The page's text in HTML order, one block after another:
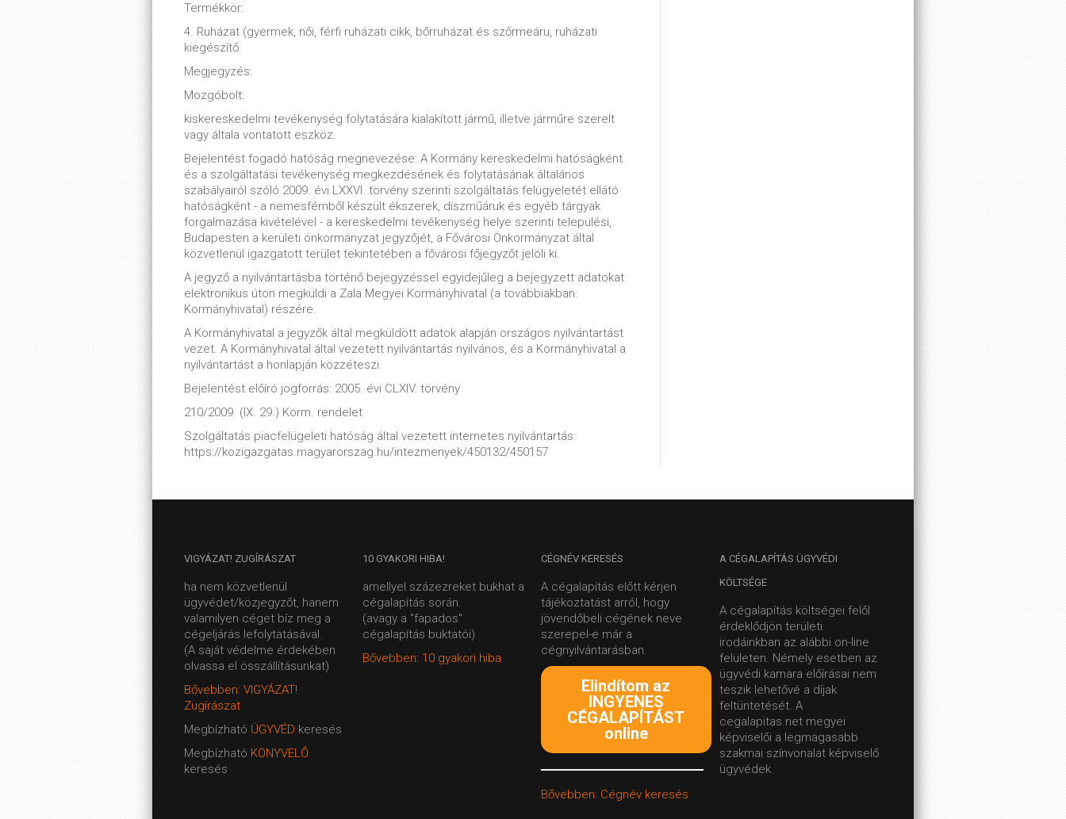
Termékkör:
4. Ruházat (gyermek, női, férfi ruházati cikk, bőrruházat és szőrmeáru, ruházati
kiegészítő.
Megjegyzés:
Mozgóbolt:
kiskereskedelmi tevékenység folytatására kialakított jármű, illetve járműre szerelt
vagy általa vontatott eszköz.
Bejelentést fogadó hatóság megnevezése: A Kormány kereskedelmi hatóságként
és a szolgáltatási tevékenység megkezdésének és folytatásának általános
szabályairól szóló 2009. évi LXXVI. törvény szerinti szolgáltatás felügyeletét ellátó
hatóságként - a nemesfémből készült ékszerek, díszműáruk és egyéb tárgyak
forgalmazása kivételével - a kereskedelmi tevékenység helye szerinti települési,
Budapesten a kerületi önkormányzat jegyzőjét, a Fővárosi Önkormányzat által
közvetlenül igazgatott terület tekintetében a fővárosi főjegyzőt jelöli ki.
A jegyző a nyilvántartásba történő bejegyzéssel egyidejűleg a bejegyzett adatokat
elektronikus úton megküldi a Zala Megyei Kormányhivatal (a továbbiakban:
Kormányhivatal) részére.
A Kormányhivatal a jegyzők által megküldött adatok alapján országos nyilvántartást
vezet. A Kormányhivatal által vezetett nyilvántartás nyilvános, és a Kormányhivatal a
nyilvántartást a honlapján közzéteszi.
Bejelentést előíró jogforrás: 2005. évi CLXIV. törvény
210/2009. (IX. 29.) Korm. rendelet
Szolgáltatás piacfelügeleti hatóság által vezetett internetes nyilvántartás:
https://kozigazgatas.magyarorszag.hu/intezmenyek/450132/450157
VIGYÁZAT! ZUGÍRÁSZAT
ha nem közvetlenül
ügyvédet/közjegyzőt, hanem
valamilyen céget bíz meg a
cégeljárás lefolytatásával.
(A saját védelme érdekében
olvassa el összállításunkat)
Bővebben: VIGYÁZAT!
Zugírászat
Megbízható ÜGYVÉD keresés
Megbízható KÖNYVELŐ
keresés
10 GYAKORI HIBA!
amellyel százezreket bukhat a
cégalapítás során.
(avagy a "fapados"
cégalapítás buktatói)
Bővebben: 10 gyakori hiba
CÉGNÉV KERESÉS
A cégalapítás előtt kérjen
tájékoztatást arról, hogy
jövendőbeli cégének neve
szerepel-e már a
cégnyilvántarásban.
Elindítom az
INGYENES
CÉGALAPÍTÁST
online
Bővebben: Cégnév keresés
A CÉGALAPÍTÁS ÜGYVÉDI
KÖLTSÉGE
A cégalapítás költségei felől
érdeklődjön területi
irodáinkban az alábbi on-line
felületen. Némely esetben az
ügyvédi kamara előírásai nem
teszik lehetővé a díjak
feltüntetését. A
cegalapitas.net megyei
képviselői a legmagasabb
szakmai színvonalat képviselő
ügyvédek.